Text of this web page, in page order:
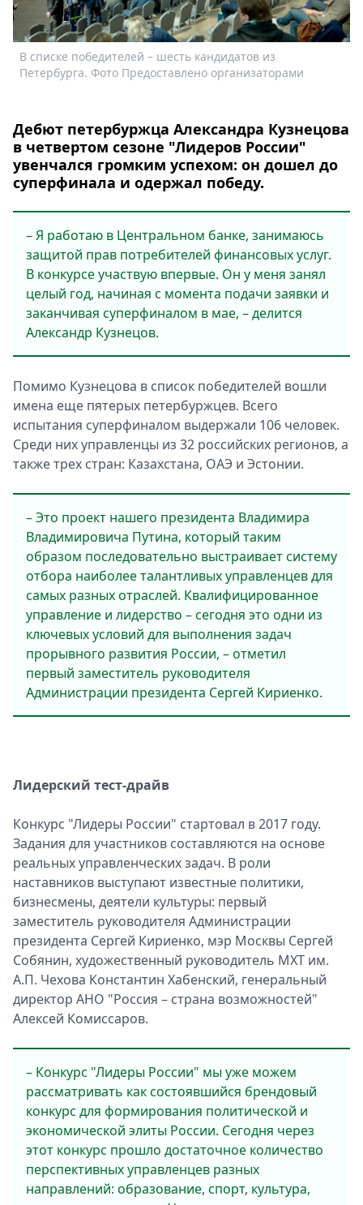
2026
Скачай
Metro
В списке победителей – шесть кандидатов из
Петербурга. Фото Предоставлено организаторами
Дебют петербуржца Александра Кузнецова
в четвертом сезоне "Лидеров России"
увенчался громким успехом: он дошел до
суперфинала и одержал победу.
– Я работаю в Центральном банке, занимаюсь
защитой прав потребителей финансовых услуг.
В конкурсе участвую впервые. Он у меня занял
целый год, начиная с момента подачи заявки и
заканчивая суперфиналом в мае, – делится
Александр Кузнецов.
Помимо Кузнецова в список победителей вошли
имена еще пятерых петербуржцев. Всего
испытания суперфиналом выдержали 106 человек.
Среди них управленцы из 32 российских регионов, а
также трех стран: Казахстана, ОАЭ и Эстонии.
– Это проект нашего президента Владимира
Владимировича Путина, который таким
образом последовательно выстраивает систему
отбора наиболее талантливых управленцев для
самых разных отраслей. Квалифицированное
управление и лидерство – сегодня это одни из
ключевых условий для выполнения задач
прорывного развития России, – отметил
первый заместитель руководителя
Администрации президента Сергей Кириенко.
Лидерский тест-драйв
Конкурс "Лидеры России" стартовал в 2017 году.
Задания для участников составляются на основе
реальных управленческих задач. В роли
наставников выступают известные политики,
бизнесмены, деятели культуры: первый
заместитель руководителя Администрации
президента Сергей Кириенко, мэр Москвы Сергей
Собянин, художественный руководитель МХТ им.
А.П. Чехова Константин Хабенский, генеральный
директор АНО "Россия – страна возможностей"
Алексей Комиссаров.
– Конкурс "Лидеры России" мы уже можем
рассматривать как состоявшийся брендовый
конкурс для формирования политической и
экономической элиты России. Сегодня через
этот конкурс прошло достаточное количество
перспективных управленцев разных
направлений: образование, спорт, культура,